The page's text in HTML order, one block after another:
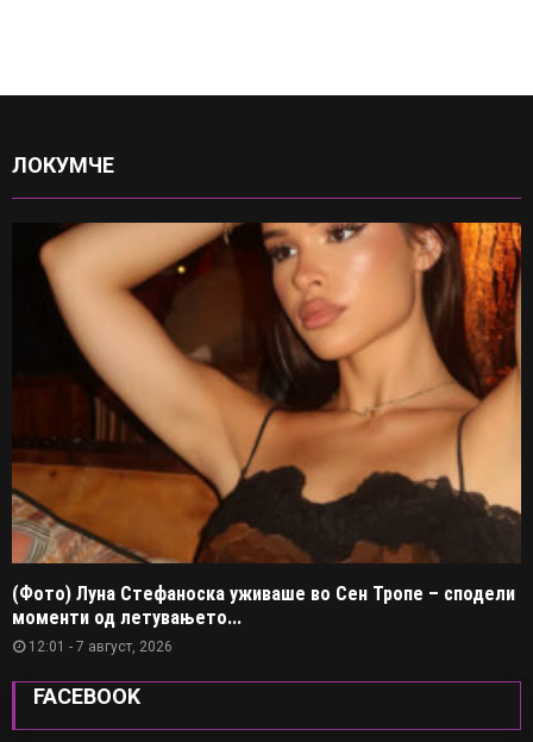
ЛОКУМЧЕ
(Фото) Луна Стефаноска уживаше во Сен Тропе – сподели
моменти од летувањето...
12:01 - 7 август, 2026
FACEBOOK